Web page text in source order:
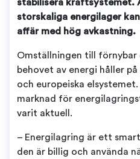
stabilisera kraftsystemet.
storskaliga energilager
affär med hög avkastning.
Omställningen till förnybar
behovet av energi håller
och europeiska
marknad för
varit aktuell.
– Energilagring är ett
den är billig och använda